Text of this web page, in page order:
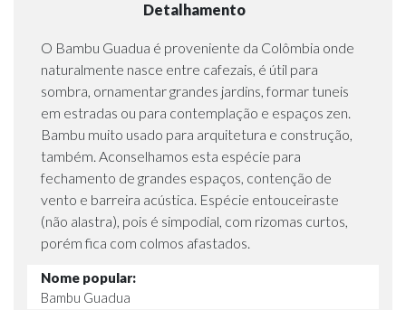
Detalhamento
O Bambu Guadua é proveniente da Colômbia onde
naturalmente nasce entre cafezais, é útil para
sombra, ornamentar grandes jardins, formar tuneis
em estradas ou para contemplação e espaços zen.
Bambu muito usado para arquitetura e construção,
também. Aconselhamos esta espécie para
fechamento de grandes espaços, contenção de
vento e barreira acústica. Espécie entouceiraste
(não alastra), pois é simpodial, com rizomas curtos,
porém fica com colmos afastados.
Nome popular:
Bambu Guadua